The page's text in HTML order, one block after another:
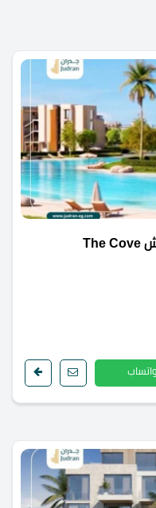
ذا كوف سيلفر ساندس سيدي حنيش The Cove
واتساب